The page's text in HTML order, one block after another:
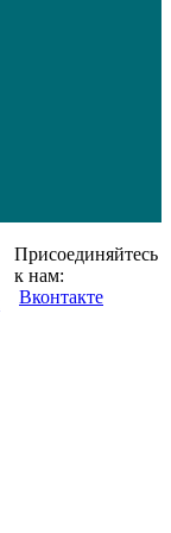
Присоединяйтесь
к нам:
Вконтакте